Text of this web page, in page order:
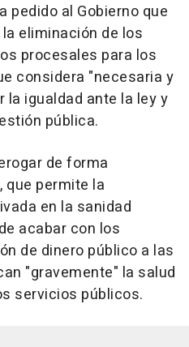
pedido al Gobierno que
eliminación de los
procesales para los
considera "necesaria y
la igualdad ante la ley y
pública.
de forma
que permite la
en la sanidad
acabar con los
de dinero público a las
"gravemente" la salud
servicios públicos.